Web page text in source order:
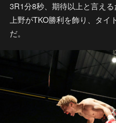
3R1分8秒、期待以上と言え
上野がTKO勝利を飾り、タイ
だ。